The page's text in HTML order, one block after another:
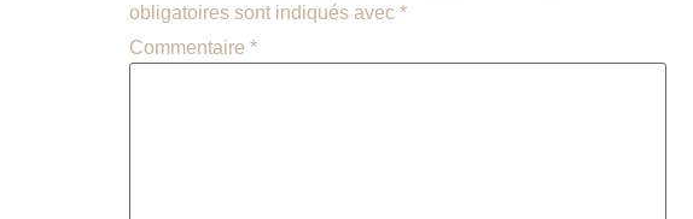
obligatoires sont indiqués avec *
Commentaire *